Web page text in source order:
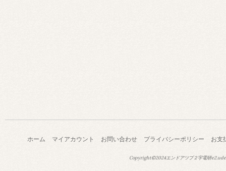
ホーム マイアカウント お問い合わせ プライバシーポリシー お支
Copyright©2024エンドアツプ２宇電研